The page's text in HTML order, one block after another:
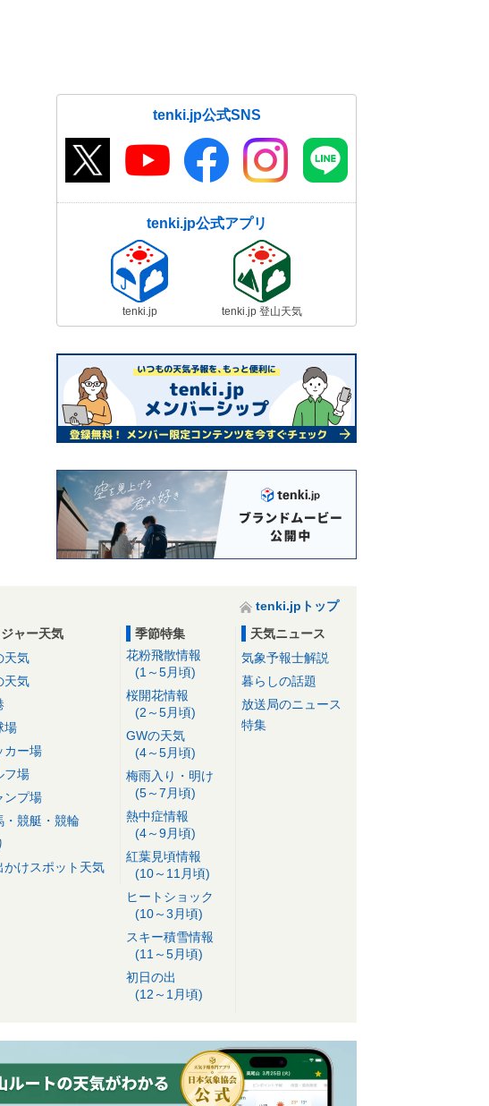
tenki.jp公式SNS
tenki.jp公式アプリ
tenki.jp tenki.jp 登山天気
tenki.jpトップ
ジャー天気
天気
天気
場
カー場
フ場
ンプ場
・競艇・競輪
かけスポット天気
季節特集
花粉飛散情報
(1～5月頃)
桜開花情報
(2～5月頃)
GWの天気
(4～5月頃)
梅雨入り・明け
(5～7月頃)
熱中症情報
(4～9月頃)
紅葉見頃情報
(10～11月頃)
ヒートショック
(10～3月頃)
スキー積雪情報
(11～5月頃)
初日の出
(12～1月頃)
天気ニュース
気象予報士解説
暮らしの話題
放送局のニュース
特集